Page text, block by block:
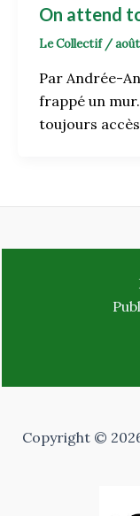
On attend
Le Collectif /
Par Andrée-
frappé un mur.
toujours
Copyright ©